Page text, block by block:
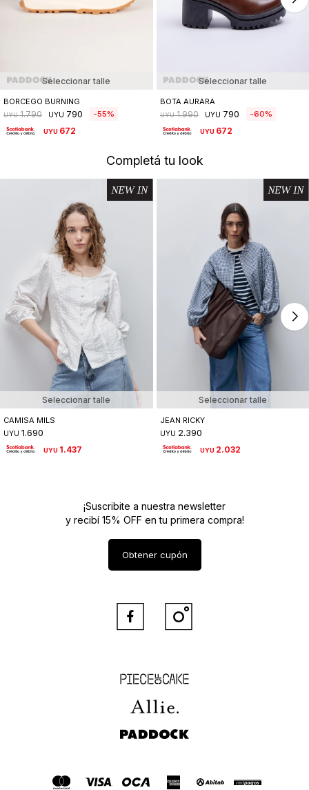
Seleccionar talle
BORCEGO BURNING
UYU 1.790 UYU 790 55
UYU 672
Seleccionar talle
BOTA AURARA
UYU 1.990 UYU 790 60
UYU 672
Completá tu look
Seleccionar talle
CAMISA MILS
UYU 1.690
UYU 1.437
Seleccionar talle
JEAN RICKY
UYU 2.390
UYU 2.032
Piece of Cake
Allie
Paddock
¡Suscribite a nuestra newsletter
y recibí 15% OFF en tu primera compra!
Obtener cupón
 